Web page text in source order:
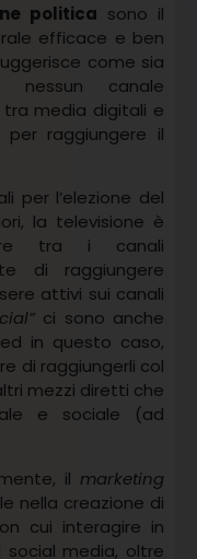
politica sono il
efficace e ben
come sia
nessun canale
media digitali e
raggiungere il
per l’elezione del
la televisione è
tra i canali
di raggiungere
attivi sui canali
ci sono anche
in questo caso,
di raggiungerli col
mezzi diretti che
e sociale (ad
il marketing
nella creazione di
cui interagire in
media, oltre